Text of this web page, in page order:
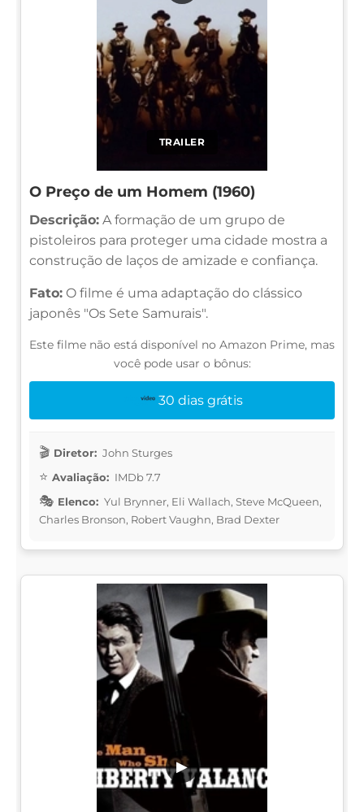
TRAILER
O Preço de um Homem (1960)
Descrição: A formação de um grupo de
pistoleiros para proteger uma cidade mostra a
construção de laços de amizade e confiança.
Fato: O filme é uma adaptação do clássico
japonês "Os Sete Samurais".
Este filme não está disponível no Amazon Prime, mas
você pode usar o bônus:
30 dias grátis
Diretor: John Sturges
Avaliação: IMDb 7.7
Elenco: Yul Brynner, Eli Wallach, Steve McQueen,
Charles Bronson, Robert Vaughn, Brad Dexter
▶